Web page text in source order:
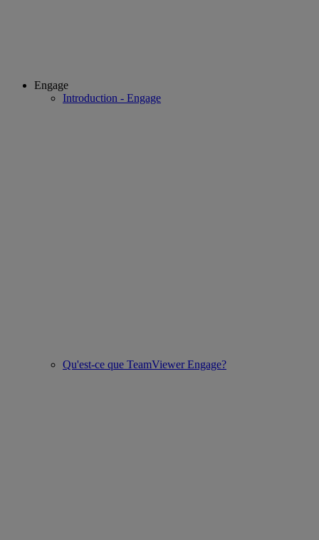
Engage
Introduction - Engage
Qu'est-ce que TeamViewer Engage?